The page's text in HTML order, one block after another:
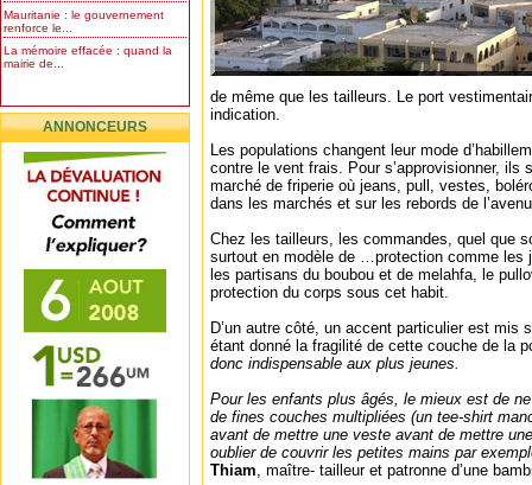
Mauritanie : le gouvernement
renforce le...
La mémoire effacée : quand la
mairie de...
ANNONCEURS
de même que les tailleurs. Le port
indication.
Les populations changent leur mode
contre le vent frais. Pour s’approvisionner, ils
marché de friperie où jeans, pull, vestes,
dans les marchés et sur les rebords de
Chez les tailleurs, les commandes, quel que
surtout en modèle de …protection comme les
les partisans du boubou et de melahfa, le
protection du corps sous cet habit.
D’un autre côté, un accent particulier est mis
étant donné la fragilité de cette couche de la
donc indispensable aux plus jeunes.
Pour les enfants plus âgés, le mieux est de
de fines couches multipliées (un tee-shirt
avant de mettre une veste avant de mettre
oublier de couvrir les petites mains par
Thiam, maître- tailleur et patronne d’une